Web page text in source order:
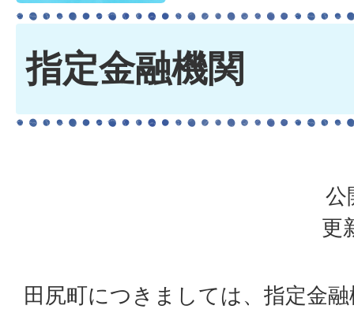
指定金融機関
公
更
田尻町につきましては、指定金